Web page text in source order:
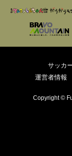
サッカ
運営者情報
Copyright ©